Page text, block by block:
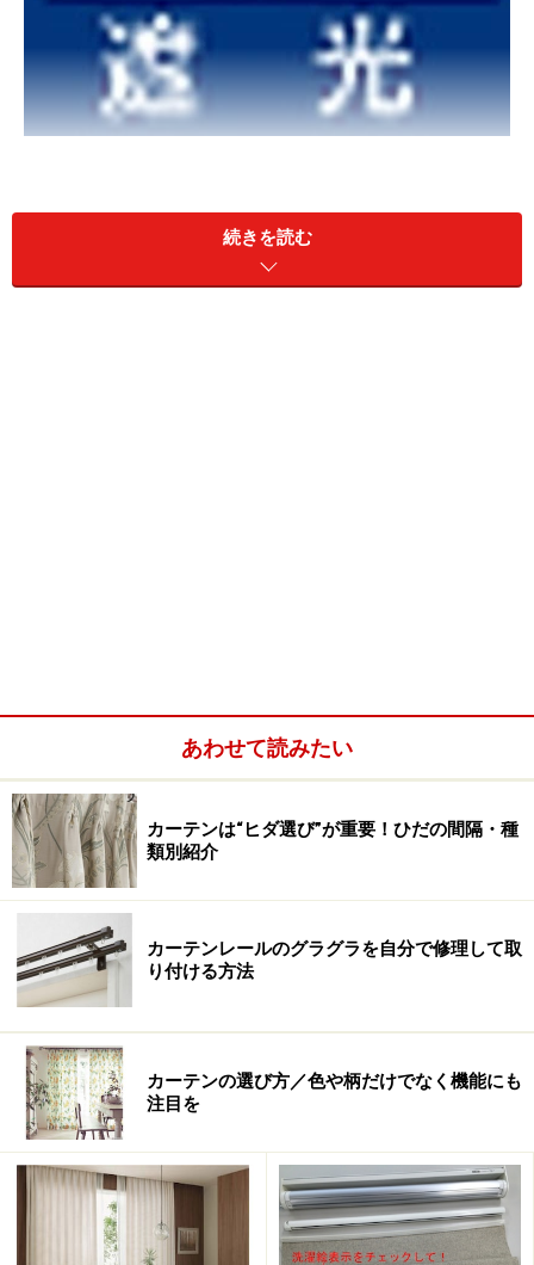
表示マークのひとつで、一般社団法人日本インテリアフ
ァブリックス協会（NIF)が表示共通化のために統一し商
標登録したマークです。（
ら をご参照ください）
このマークは、遮光率99.4％以上の遮光性能があること
を表していて、遮光率によって1～3級に分けられます。
続きを読む
あわせて読みたい
カーテンは“ヒダ選び”が重要！ひだの間隔・種
類別紹介
カーテンレールのグラグラを自分で修理して取
り付ける方法
カーテンの選び方／色や柄だけでなく機能にも
注目を